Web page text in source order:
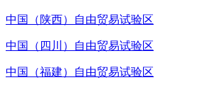
中国（陕西）自由贸易试验区
中国（四川）自由贸易试验区
中国（福建）自由贸易试验区